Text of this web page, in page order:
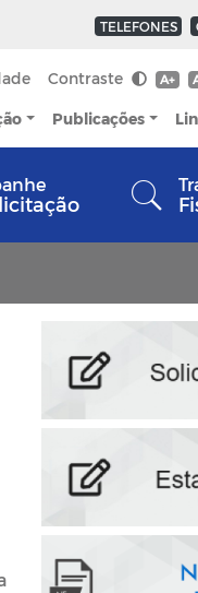
TELEFONES
Contraste A+
Publicações